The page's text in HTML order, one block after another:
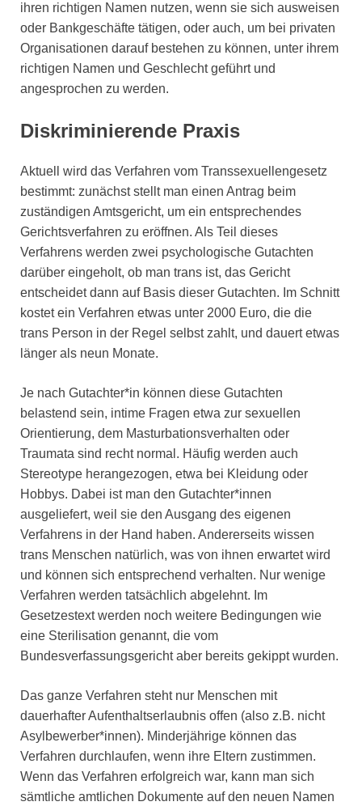
ihren richtigen Namen nutzen, wenn sie sich ausweisen
oder Bankgeschäfte tätigen, oder auch, um bei privaten
Organisationen darauf bestehen zu können, unter ihrem
richtigen Namen und Geschlecht geführt und
angesprochen zu werden.
Diskriminierende Praxis
Aktuell wird das Verfahren vom Transsexuellengesetz
bestimmt: zunächst stellt man einen Antrag beim
zuständigen Amtsgericht, um ein entsprechendes
Gerichtsverfahren zu eröffnen. Als Teil dieses
Verfahrens werden zwei psychologische Gutachten
darüber eingeholt, ob man trans ist, das Gericht
entscheidet dann auf Basis dieser Gutachten. Im Schnitt
kostet ein Verfahren etwas unter 2000 Euro, die die
trans Person in der Regel selbst zahlt, und dauert etwas
länger als neun Monate.
Je nach Gutachter*in können diese Gutachten
belastend sein, intime Fragen etwa zur sexuellen
Orientierung, dem Masturbationsverhalten oder
Traumata sind recht normal. Häufig werden auch
Stereotype herangezogen, etwa bei Kleidung oder
Hobbys. Dabei ist man den Gutachter*innen
ausgeliefert, weil sie den Ausgang des eigenen
Verfahrens in der Hand haben. Andererseits wissen
trans Menschen natürlich, was von ihnen erwartet wird
und können sich entsprechend verhalten. Nur wenige
Verfahren werden tatsächlich abgelehnt. Im
Gesetzestext werden noch weitere Bedingungen wie
eine Sterilisation genannt, die vom
Bundesverfassungsgericht aber bereits gekippt wurden.
Das ganze Verfahren steht nur Menschen mit
dauerhafter Aufenthaltserlaubnis offen (also z.B. nicht
Asylbewerber*innen). Minderjährige können das
Verfahren durchlaufen, wenn ihre Eltern zustimmen.
Wenn das Verfahren erfolgreich war, kann man sich
sämtliche amtlichen Dokumente auf den neuen Namen